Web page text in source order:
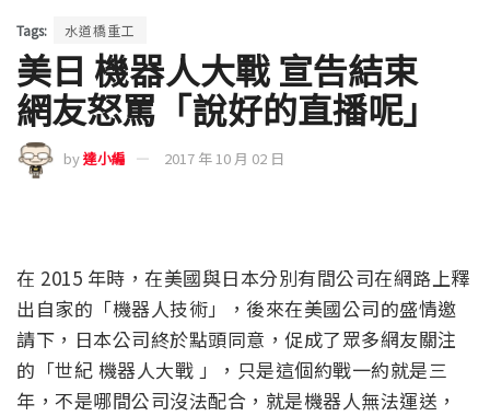
Tags: 水道橋重工
美日 機器人大戰 宣告結束
網友怒罵「說好的直播呢」
by達小編 2017 年 10 月 02 日
在 2015 年時，在美國與日本分別有間公司在網路上釋
出自家的「機器人技術」，後來在美國公司的盛情邀
請下，日本公司終於點頭同意，促成了眾多網友關注
的「世紀 機器人大戰 」，只是這個約戰一約就是三
年，不是哪間公司沒法配合，就是機器人無法運送，